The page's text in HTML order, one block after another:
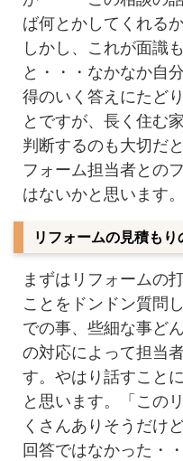
ば何とかしてくれる
しかし、これが面識
と・・・なかなか自
得のいく答えにたど
とですが、長く住む
判断するのも大切だ
フォーム担当者との
はないかと思います。
リフォームの見積も
まずはリフォームの
ことをドンドン質問
での事、些細な事ど
の対応によって担当
す。やはり話すこと
と思います。「この
くさんありそうだけ
回答ではなかった・